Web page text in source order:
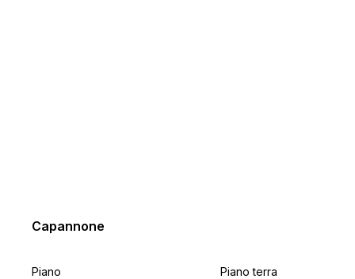
Capannone
Piano
Piano terra